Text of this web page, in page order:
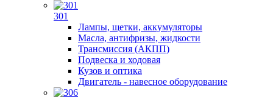
301
Лампы, щетки, аккумуляторы
Масла, антифризы, жидкости
Трансмиссия (АКПП)
Подвеска и ходовая
Кузов и оптика
Двигатель - навесное оборудование